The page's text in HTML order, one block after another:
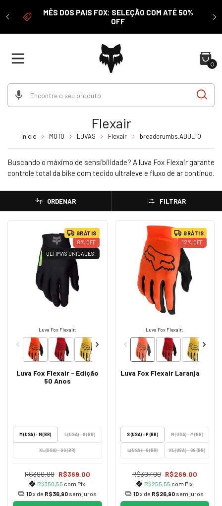
MÊS DOS PAIS FOX: SELEÇÃO COM ATÉ 50%
OFF
0
Flexair
Início MOTO LUVAS Flexair breadcrumbs.ADULTO
Buscando o máximo de sensibilidade? A luva Fox Flexair garante
controle total da bike com tecido ultraleve e fluxo de ar contínuo.
ORDENAR FILTRAR
8% OFF
ÚLTIMAS UNIDADES!
GRÁTIS
Luva Fox Flexair:
Luva Fox Flexair - Edição
50 Anos
M (USA) - M (BR) L (USA) - G (BR)
XL (USA) - GG (BR)
R$399,00 R$369,00
R$350,55 com Pix
10x de R$36,90 sem juros
12% OFF
GRÁTIS
Luva Fox Flexair:
Luva Fox Flexair Laranja
S (USA) - P (BR) M (USA) - M (BR)
L (USA) - G (BR) XL (USA) - GG (BR)
R$307,00 R$269,00
R$255,55 com Pix
10x de R$26,90 sem juros